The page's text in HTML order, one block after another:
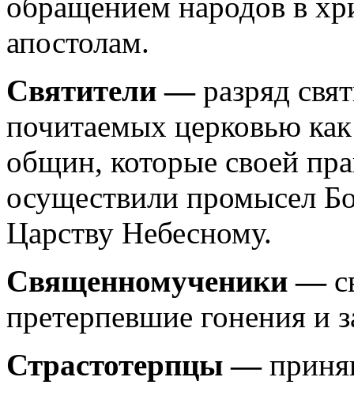
апостолам.
Святители — разряд
почитаемых церковью
общин, которые своей
осуществили промысел
Царству Небесному.
Священномученики —
претерпевшие гонения и
Страстотерпцы —